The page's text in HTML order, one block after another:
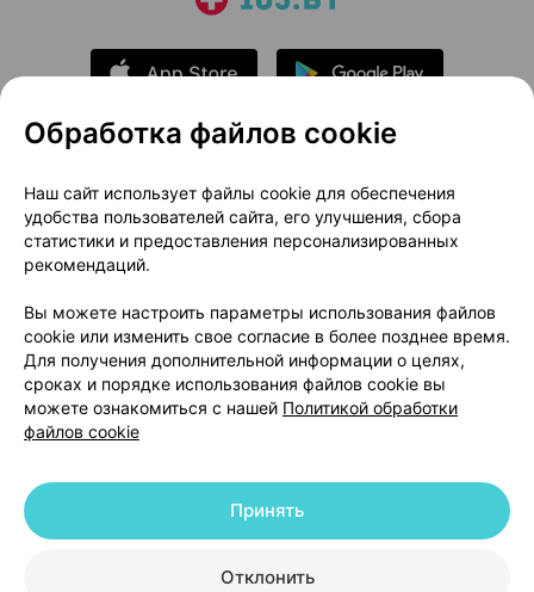
О проекте
Новости проекта
Размещение рекламы
Медицинский маркетинг
Публичный договор
Доставка
Способы оплаты
Вакансии
Партнеры
Написать руководителю 103.by
Написать в поддержку
Персональные настройки Cookie
© 2026 ООО «Артокс Лаб», УНП 191700409 | 220012, Республика Беларусь,
+375 291212755
Обработка файлов cookie
Наш сайт использует файлы cookie для обеспечения
удобства пользователей сайта, его улучшения, сбора
статистики и предоставления персонализированных
рекомендаций.
Вы можете настроить параметры использования файлов
cookie или изменить свое согласие в более позднее время.
Для получения дополнительной информации о целях,
сроках и порядке использования файлов cookie вы
можете ознакомиться с нашей Политикой обработки
файлов cookie
Отклонить
Принять